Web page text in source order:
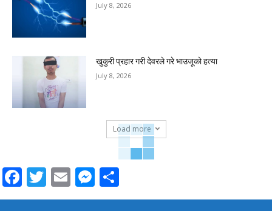
July 8, 2026
खुकुरी प्रहार गरी देवरले गरे भाउजूको हत्या
July 8, 2026
Load more
Facebook
Twitter
EmailMessenger